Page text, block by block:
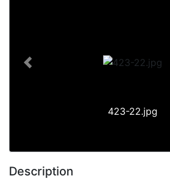
423-22.jpg
Previous
Description